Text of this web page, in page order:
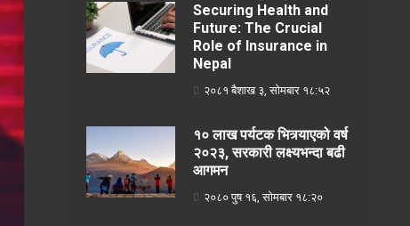
Securing Health and
Future: The Crucial
Role of Insurance in
Nepal
२०८१ बैशाख ३, सोमबार १८:५२
१० लाख पर्यटक भित्र्याएको वर्ष
२०२३, सरकारी लक्ष्यभन्दा बढी
आगमन
२०८० पुष १६, सोमबार १८:२०